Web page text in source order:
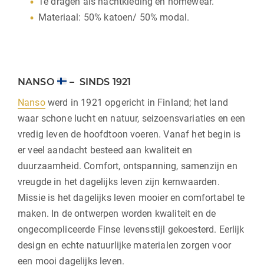
Materiaal: 50% katoen/ 50% modal.
NANSO
– SINDS 1921
Nansowerd in 1921 opgericht in Finland; het land
waar schone lucht en natuur, seizoensvariaties en een
vredig leven de hoofdtoon voeren. Vanaf het begin is
er veel aandacht besteed aan kwaliteit en
duurzaamheid. Comfort, ontspanning, samenzijn en
vreugde in het dagelijks leven zijn kernwaarden.
Missie is het dagelijks leven mooier en comfortabel te
maken. In de ontwerpen worden kwaliteit en de
ongecompliceerde Finse levensstijl gekoesterd. Eerlijk
design en echte natuurlijke materialen zorgen voor
een mooi dagelijks leven.